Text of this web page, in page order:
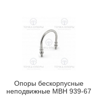
Опоры бескорпусные
неподвижные МВН 939-67